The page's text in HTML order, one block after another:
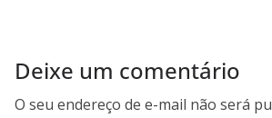
Deixe um comentário
O seu endereço de e-mail não será